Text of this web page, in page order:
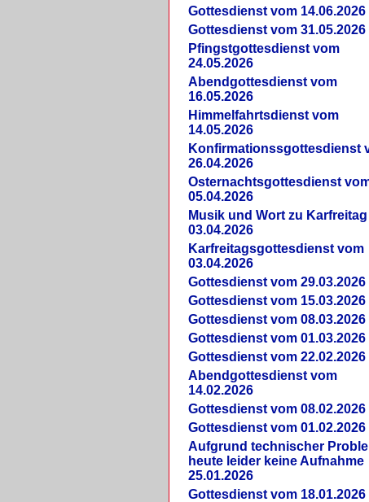
Gottesdienst vom 14.06.2026
Gottesdienst vom 31.05.2026
Pfingstgottesdienst vom
24.05.2026
Abendgottesdienst vom
16.05.2026
Himmelfahrtsdienst vom
14.05.2026
Konfirmationssgottesdienst
26.04.2026
Osternachtsgottesdienst
05.04.2026
Musik und Wort zu
03.04.2026
Karfreitagsgottesdienst vom
03.04.2026
Gottesdienst vom 29.03.2026
Gottesdienst vom 15.03.2026
Gottesdienst vom 08.03.2026
Gottesdienst vom 01.03.2026
Gottesdienst vom 22.02.2026
Abendgottesdienst vom
14.02.2026
Gottesdienst vom 08.02.2026
Gottesdienst vom 01.02.2026
Aufgrund technischer
heute leider keine Aufnahme
25.01.2026
Gottesdienst vom 18.01.2026